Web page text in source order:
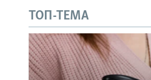
ТОП-ТЕМА